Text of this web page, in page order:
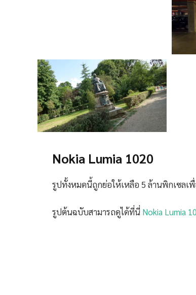
Nokia Lumia 1020
รูปทั้งหมดนี้ถูกย่อให้เหลือ 5 ล้านพิกเซลเ
รูปต้นฉบับสามารถดูได้ที่นี่ Nokia Lumia